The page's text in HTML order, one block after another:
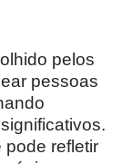
pelos
pessoas
refletir